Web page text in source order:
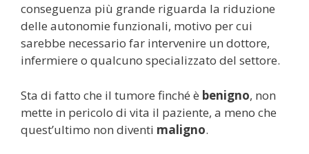
conseguenza più grande riguarda la riduzione
delle autonomie funzionali, motivo per cui
sarebbe necessario far intervenire un dottore,
infermiere o qualcuno specializzato del settore.
Sta di fatto che il tumore finché è benigno, non
mette in pericolo di vita il paziente, a meno che
quest’ultimo non diventi maligno.